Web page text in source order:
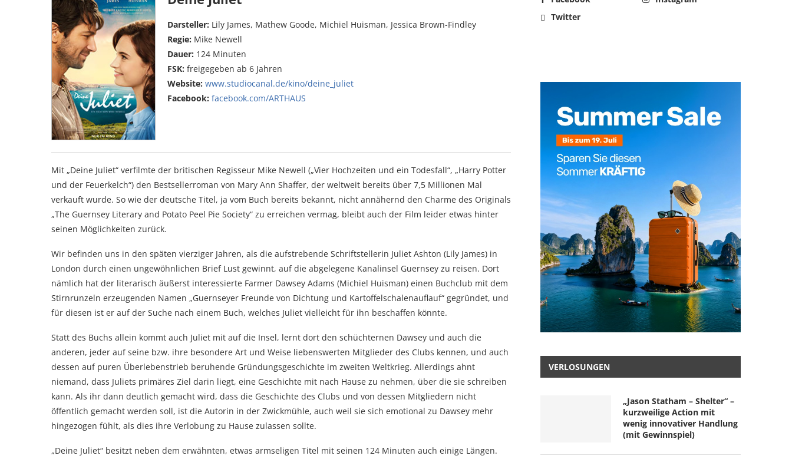
Darsteller: Lily James, Mathew Goode, Michiel Huisman, Jessica Brown-Findley
Regie: Mike Newell
Dauer: 124 Minuten
FSK: freigegeben ab 6 Jahren
Website: www.studiocanal.de/kino/deine_juliet
Facebook: facebook.com/ARTHAUS
Mit „Deine Juliet“ verfilmte der britischen Regisseur Mike Newell („Vier Hochzeiten und ein Todesfall“, „Harry Potter
und der Feuerkelch“) den Bestsellerroman von Mary Ann Shaffer, der weltweit bereits über 7,5 Millionen Mal
verkauft wurde. So wie der deutsche Titel, ja vom Buch bereits bekannt, nicht annähernd den Charme des Originals
„The Guernsey Literary and Potato Peel Pie Society“ zu erreichen vermag, bleibt auch der Film leider etwas hinter
seinen Möglichkeiten zurück.
Wir befinden uns in den späten vierziger Jahren, als die aufstrebende Schriftstellerin Juliet Ashton (Lily James) in
London durch einen ungewöhnlichen Brief Lust gewinnt, auf die abgelegene Kanalinsel Guernsey zu reisen. Dort
nämlich hat der literarisch äußerst interessierte Farmer Dawsey Adams (Michiel Huisman) einen Buchclub mit dem
Stirnrunzeln erzeugenden Namen „Guernseyer Freunde von Dichtung und Kartoffelschalenauflauf“ gegründet, und
für diesen ist er auf der Suche nach einem Buch, welches Juliet vielleicht für ihn beschaffen könnte.
Statt des Buchs allein kommt auch Juliet mit auf die Insel, lernt dort den schüchternen Dawsey und auch die
anderen, jeder auf seine bzw. ihre besondere Art und Weise liebenswerten Mitglieder des Clubs kennen, und auch
dessen auf puren Überlebenstrieb beruhende Gründungsgeschichte im zweiten Weltkrieg. Allerdings ahnt
niemand, dass Juliets primäres Ziel darin liegt, eine Geschichte mit nach Hause zu nehmen, über die sie schreiben
kann. Als ihr dann deutlich gemacht wird, dass die Geschichte des Clubs und von dessen Mitgliedern nicht
öffentlich gemacht werden soll, ist die Autorin in der Zwickmühle, auch weil sie sich emotional zu Dawsey mehr
hingezogen fühlt, als dies ihre Verlobung zu Hause zulassen sollte.
„Deine Juliet“ besitzt neben dem erwähnten, etwas armseligen Titel mit seinen 124 Minuten auch einige Längen.
Twitter
VERLOSUNGEN
„Jason Statham – Shelter“ –
kurzweilige Action mit
wenig innovativer Handlung
(mit Gewinnspiel)